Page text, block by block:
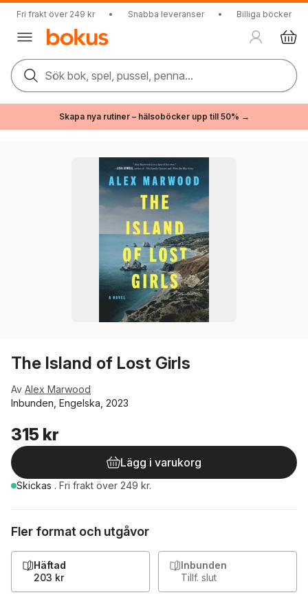
Fri frakt över 249 kr • Snabba leveranser • Billiga böcker
Sök bok, spel, pussel, penna...
Skapa nya rutiner – hälsoböcker upp till 50% →
The Island of Lost Girls
Av Alex Marwood
Inbunden, Engelska, 2023
315 kr
Lägg i varukorg
Skickas . Fri frakt över 249 kr.
Fler format och utgåvor
Häftad
203 kr
Inbunden
Tillf. slut